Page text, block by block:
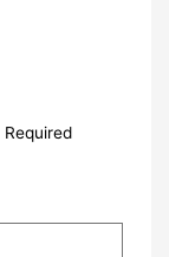
Required